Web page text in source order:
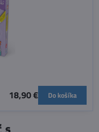
18,90 € Do košíka
s